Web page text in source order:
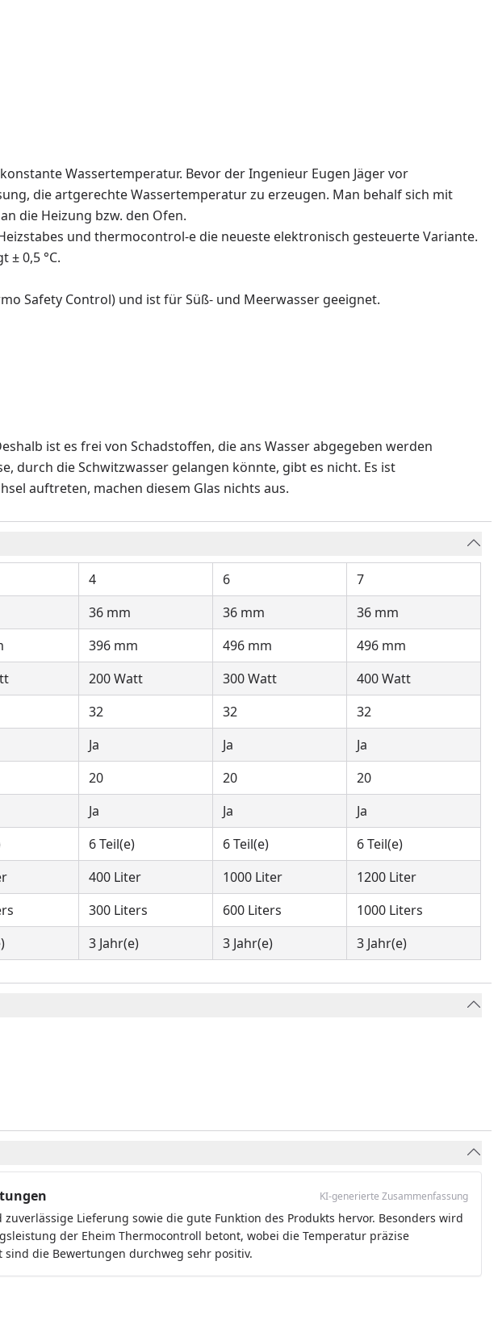
Wassertemperatur. Bevor der Ingenieur Eugen Jäger vor
die artgerechte Wassertemperatur zu erzeugen. Man behalf sich mit
die Heizung bzw. den Ofen.
und thermocontrol-e die neueste elektronisch gesteuerte Variante.
± 0,5 °C.
Safety Control) und ist für Süß- und Meerwasser geeignet.
ist es frei von Schadstoffen, die ans Wasser abgegeben werden
durch die Schwitzwasser gelangen könnte, gibt es nicht. Es ist
auftreten, machen diesem Glas nichts aus.
4 6
7
36 mm 36 mm
36 mm
396 mm 496 mm
496 mm
200 Watt 300 Watt
400 Watt
32 32
32
Ja Ja
Ja
20 20
20
Ja Ja
Ja
6 Teil(e) 6 Teil(e)
6 Teil(e)
400 Liter 1000 Liter
1200 Liter
300 Liters 600 Liters
1000 Liters
3 Jahr(e) 3 Jahr(e) 3 Jahr(e)
KI-generierte Zusammenfassung
Lieferung sowie die gute Funktion des Produkts hervor. Besonders wird
der Eheim Thermocontroll betont, wobei die Temperatur präzise
die Bewertungen durchweg sehr positiv.